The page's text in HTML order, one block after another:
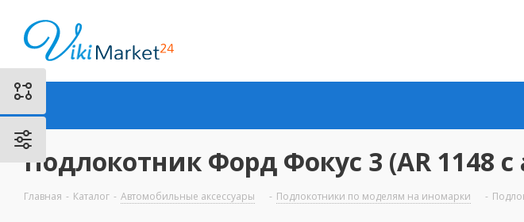
Подлокотник Форд Фокус 3 (AR 1148
Главная - Каталог - Автомобильные аксессуары - Подлокотники по моделям на иномарки -